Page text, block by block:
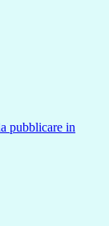
pubblicare in